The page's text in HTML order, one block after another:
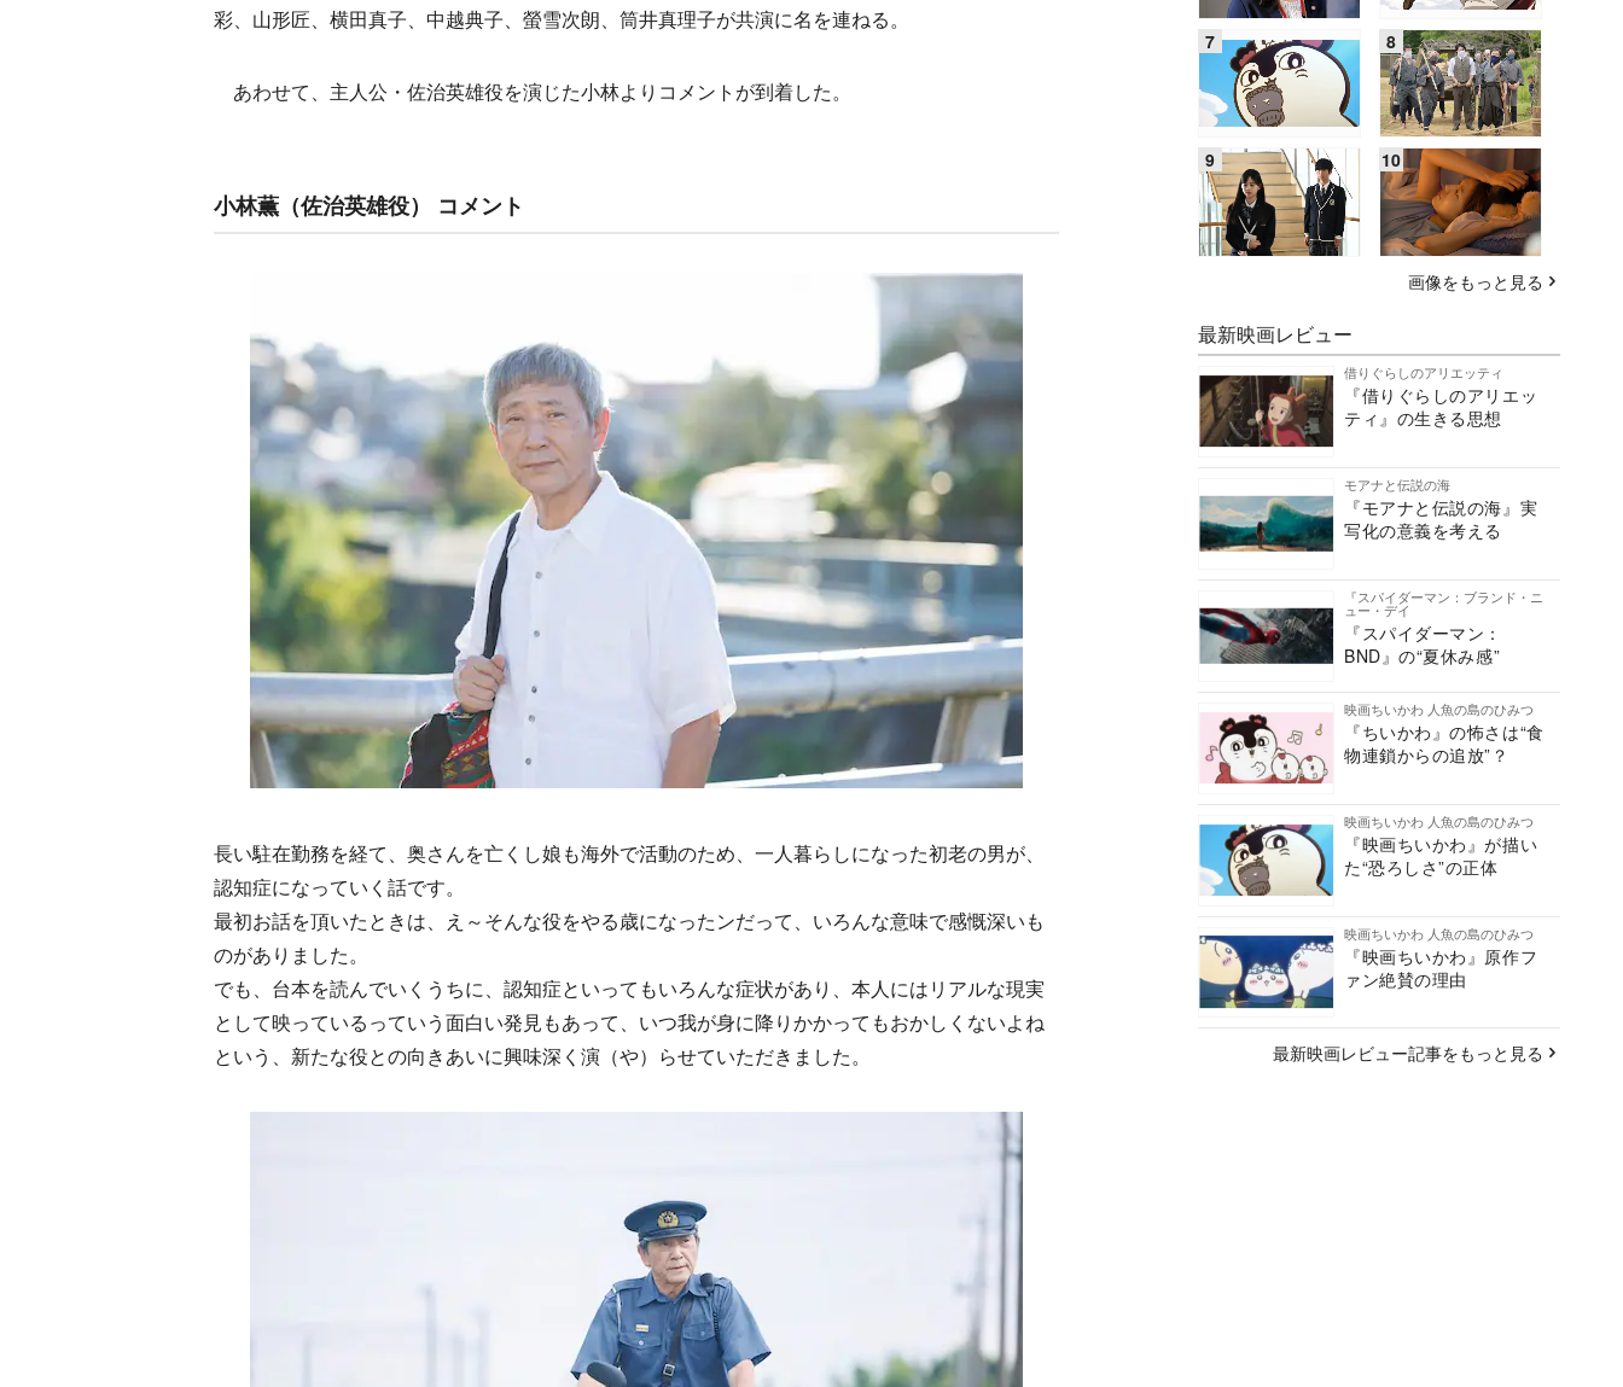
彩、山形匠、横田真子、中越典子、螢雪次朗、筒井真理子が共演に名を連ねる。
あわせて、主人公・佐治英雄役を演じた小林よりコメントが到着した。
小林薫（佐治英雄役） コメント
長い駐在勤務を経て、奥さんを亡くし娘も海外で活動のため、一人暮らしになった初老の男が、
認知症になっていく話です。
最初お話を頂いたときは、え～そんな役をやる歳になったンだって、いろんな意味で感慨深いも
のがありました。
でも、台本を読んでいくうちに、認知症といってもいろんな症状があり、本人にはリアルな現実
として映っているっていう面白い発見もあって、いつ我が身に降りかかってもおかしくないよね
という、新たな役との向きあいに興味深く演（や）らせていただきました。
画像をもっと見る
最新映画レビュー
借りぐらしのアリエッティ
『借りぐらしのアリエッ
ティ』の生きる思想
モアナと伝説の海
『モアナと伝説の海』実
写化の意義を考える
『スパイダーマン：ブランド・ニ
ュー・デイ
『スパイダーマン：
BND』の“夏休み感”
映画ちいかわ 人魚の島のひみつ
『ちいかわ』の怖さは“食
物連鎖からの追放”？
映画ちいかわ 人魚の島のひみつ
『映画ちいかわ』が描い
た“恐ろしさ”の正体
映画ちいかわ 人魚の島のひみつ
『映画ちいかわ』原作フ
ァン絶賛の理由
最新映画レビュー記事をもっと見る